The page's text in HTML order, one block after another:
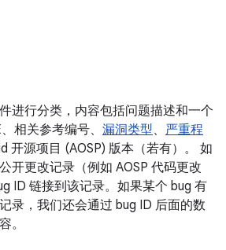
进行分类，内容包括问题描述和一个
相关参考编号、 漏洞类型、 严重程
开源项目 (AOSP) 版本（若有）。 如
开更改记录（例如 AOSP 代码更改
ID 链接到该记录。如果某个 bug 有
录，我们还会通过 bug ID 后面的数
。